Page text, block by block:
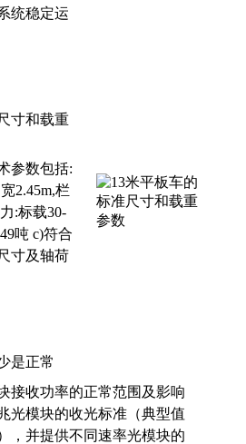
统稳定运
寸和载重
参数包括:
2.45m,栏
:标载30-
吨 c)符合
寸及轴荷
是正常
接收功率的正常范围及影响
光模块的收光标准（典型值
，并提供不同速率光模块的